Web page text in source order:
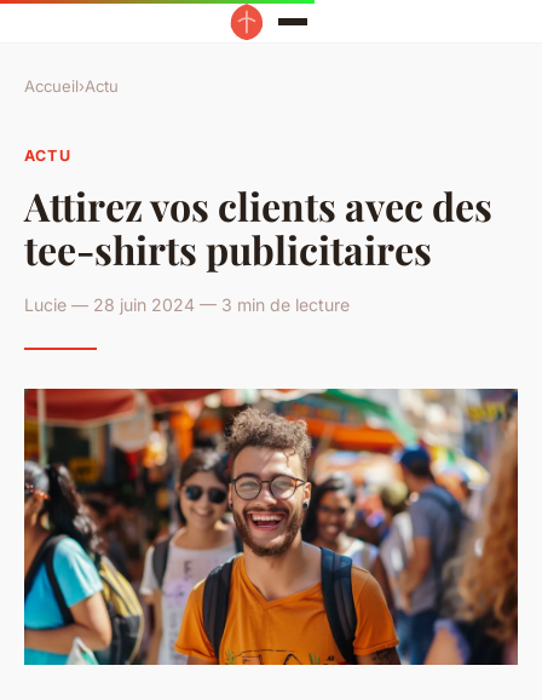
Accueil›Actu
ACTU
Attirez vos clients avec des
tee-shirts publicitaires
Lucie — 28 juin 2024 — 3 min de lecture